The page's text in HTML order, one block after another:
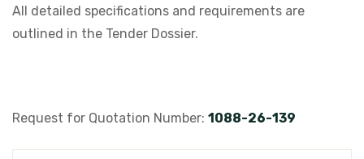
All detailed specifications and requirements are
outlined in the Tender Dossier.
Request for Quotation Number: 1088-26-139